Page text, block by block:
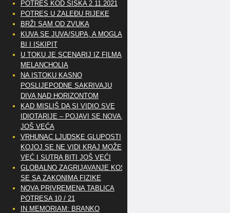
POTRES KOD SISKA 2.11.2021
POTRES U ZALEĐU RIJEKE
BRŽI SAM OD ZVUKA
KUVA SE JUVA/SUPA, A MOGLA
BI I ISKIPIT
U TOKU JE SCENARIJ IZ FILMA
MELANCHOLIA
NA ISTOKU KASNO
POSLIJEPODNE SAKRIVAJU
DIVA NAD HORIZONTOM
KAD MISLIŠ DA SI VIDIO SVE
IDIOTARIJE – POJAVI SE NOVA,..
JOŠ VEĆA
VRHUNAC LJUDSKE GLUPOSTI
KOJOJ SE NE VIDI KRAJ MOŽE
VEĆ I SUTRA BITI JOŠ VEĆI
GLOBALNO ZAGRIJAVANJE KOSI
SE SA ZAKONIMA FIZIKE
NOVA PRIVREMENA TABLICA
POTRESA 10 / 21
IN MEMORIAM: BRANKO